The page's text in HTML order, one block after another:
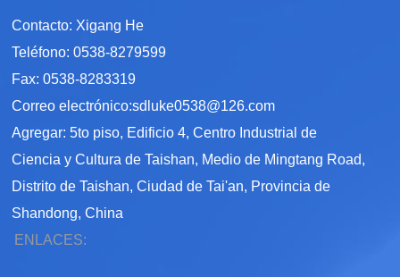
Contacto: Xigang He
Teléfono: 0538-8279599
Fax: 0538-8283319
Correo electrónico:sdluke0538@126.com
Agregar: 5to piso, Edificio 4, Centro Industrial de
Ciencia y Cultura de Taishan, Medio de Mingtang Road,
Distrito de Taishan, Ciudad de Tai'an, Provincia de
Shandong, China
ENLACES: